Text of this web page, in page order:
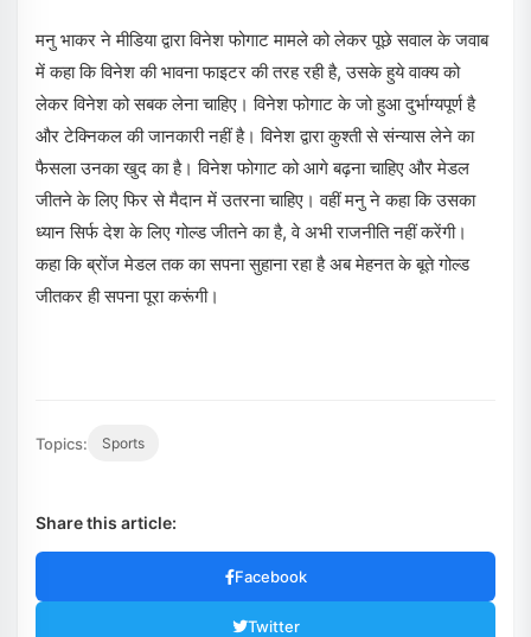
मनु भाकर ने मीडिया द्वारा विनेश फोगाट मामले को लेकर पूछे सवाल के जवाब
में कहा कि विनेश की भावना फाइटर की तरह रही है, उसके हुये वाक्य को
लेकर विनेश को सबक लेना चाहिए। विनेश फोगाट के जो हुआ दुर्भाग्यपूर्ण है
और टेक्निकल की जानकारी नहीं है। विनेश द्वारा कुश्ती से संन्यास लेने का
फैसला उनका खुद का है। विनेश फोगाट को आगे बढ़ना चाहिए और मेडल
जीतने के लिए फिर से मैदान में उतरना चाहिए। वहीं मनु ने कहा कि उसका
ध्यान सिर्फ देश के लिए गोल्ड जीतने का है, वे अभी राजनीति नहीं करेंगी।
कहा कि ब्रोंज मेडल तक का सपना सुहाना रहा है अब मेहनत के बूते गोल्ड
जीतकर ही सपना पूरा करूंगी।
Topics: Sports
Share this article:
Facebook
Twitter